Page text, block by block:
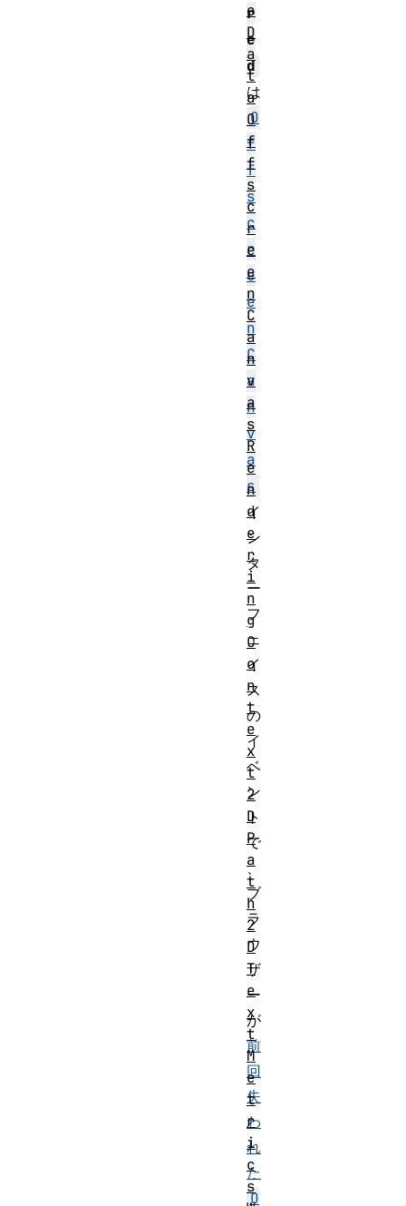
r
e
d
は
O
f
f
s
c
r
e
e
n
C
a
n
v
a
s
イ
ン
タ
ー
フ
ェ
イ
ス
の
イ
ベ
ン
ト
で
、
ブ
ラ
ウ
ザ
ー
が
前
回
失
わ
れ
た
O
e
D
a
t
a
O
f
f
s
c
r
e
e
n
C
a
n
v
a
s
R
e
n
d
e
r
i
n
g
C
o
n
t
e
x
t
2
D
P
a
t
h
2
D
T
e
x
t
M
e
t
r
i
c
s